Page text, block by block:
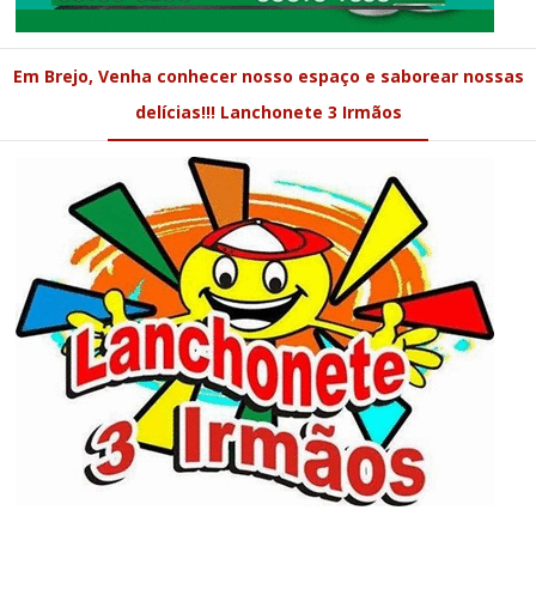
Em Brejo, Venha conhecer nosso espaço e saborear nossas
delícias!!! Lanchonete 3 Irmãos